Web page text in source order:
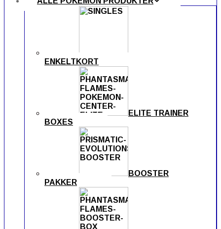
ENKELTKORT
ELITE TRAINER
BOXES
BOOSTER
PAKKER